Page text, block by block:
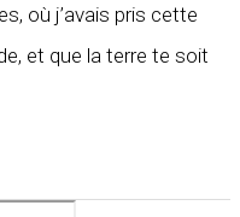
où j’avais pris cette
et que la terre te soit